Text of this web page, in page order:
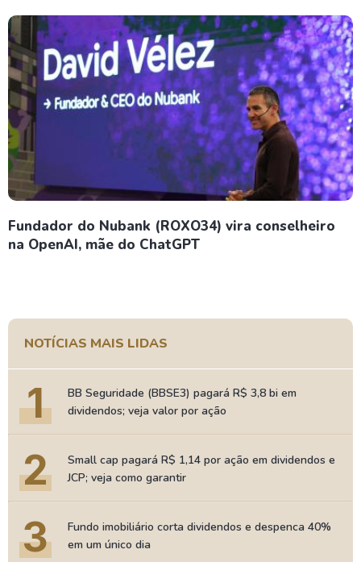
Fundador do Nubank (ROXO34) vira conselheiro
na OpenAI, mãe do ChatGPT
NOTÍCIAS MAIS LIDAS
1
BB Seguridade (BBSE3) pagará R$ 3,8 bi em
dividendos; veja valor por ação
2
Small cap pagará R$ 1,14 por ação em dividendos e
JCP; veja como garantir
3
Fundo imobiliário corta dividendos e despenca 40%
em um único dia